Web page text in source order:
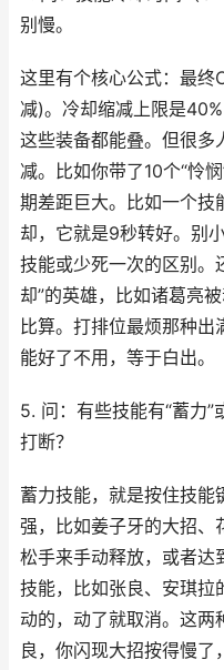
别慢。
这里有个核心公式：最
减)。冷却缩减上限是
这些装备都能叠。但很多
减。比如你带了10个“怜
期差距巨大。比如一个技
却，它就是9秒转好。别
技能或少死一次的区别。
却”的英雄，比如诸葛亮
比算。打排位最烦那种
能好了不用，等于白出。
5. 问：有些技能有“蓄力”
打断？
蓄力技能，就是按住技能
强，比如姜子牙的大招、
松手来手动释放，或者达
技能，比如张良、安琪拉
动的，动了就取消。这两
良，你闪现大招按得慢